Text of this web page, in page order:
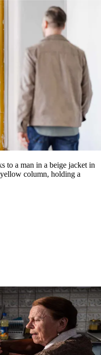
to a man in a beige jacket in
column, holding a